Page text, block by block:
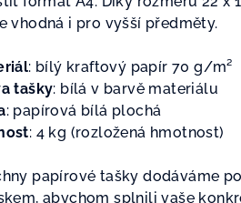
vhodná i pro vyšší předměty.
: bílý kraftový papír 70 g/m²
tašky: bílá v barvě materiálu
: papírová bílá plochá
: 4 kg (rozložená hmotnost)
papírové tašky dodáváme
abychom splnili vaše